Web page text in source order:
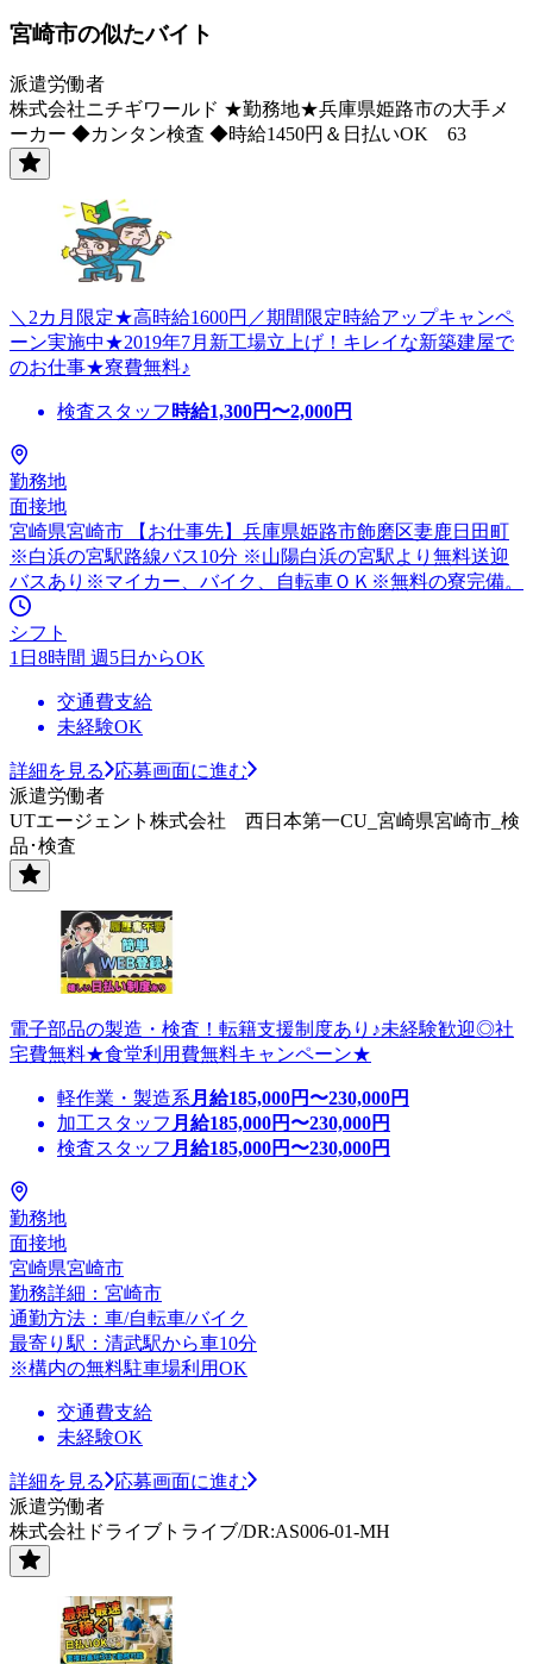
宮崎市の似たバイト
派遣労働者
株式会社ニチギワールド ★勤務地★兵庫県姫路市の大手メ
ーカー ◆カンタン検査 ◆時給1450円＆日払いOK 63
＼2カ月限定★高時給1600円／期間限定時給アップキャンペ
ーン実施中★2019年7月新工場立上げ！キレイな新築建屋で
のお仕事★寮費無料♪
検査スタッフ 時給1,300円〜2,000円
勤務地
面接地
宮崎県宮崎市 【お仕事先】兵庫県姫路市飾磨区妻鹿日田町
※白浜の宮駅路線バス10分 ※山陽白浜の宮駅より無料送迎
バスあり※マイカー、バイク、自転車ＯＫ※無料の寮完備。
シフト
1日8時間 週5日からOK
交通費支給
未経験OK
詳細を見る
応募画面に進む
派遣労働者
UTエージェント株式会社 西日本第一CU_宮崎県宮崎市_検
品･検査
電子部品の製造・検査！転籍支援制度あり♪未経験歓迎◎社
宅費無料★食堂利用費無料キャンペーン★
軽作業・製造系 月給185,000円〜230,000円
加工スタッフ 月給185,000円〜230,000円
検査スタッフ 月給185,000円〜230,000円
勤務地
面接地
宮崎県宮崎市
勤務詳細：宮崎市
通勤方法：車/自転車/バイク
最寄り駅：清武駅から車10分
※構内の無料駐車場利用OK
交通費支給
未経験OK
詳細を見る
応募画面に進む
派遣労働者
株式会社ドライブトライブ/DR:AS006-01-MH